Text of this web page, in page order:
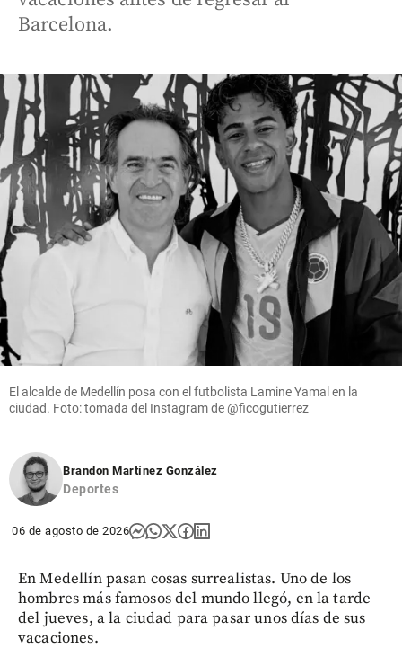
Barcelona.
El alcalde de Medellín posa con el futbolista Lamine Yamal en la
ciudad. Foto: tomada del Instagram de @ficogutierrez
Brandon Martínez González
Deportes
06 de agosto de 2026
En Medellín pasan cosas surrealistas. Uno de los
hombres más famosos del mundo llegó, en la tarde
del jueves, a la ciudad para pasar unos días de sus
vacaciones.